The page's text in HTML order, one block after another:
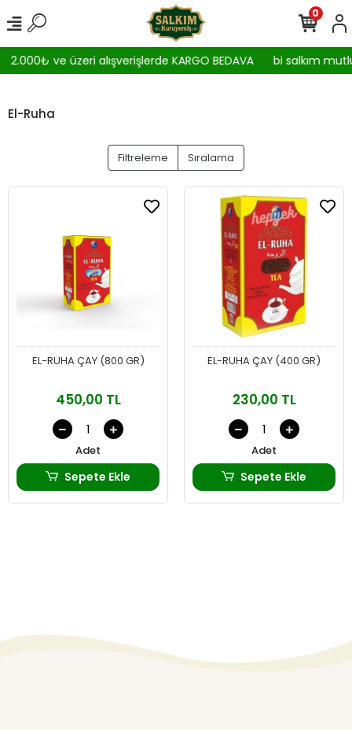
2.000₺ ve üzeri alışverişlerde KARGO BEDAVA bi salkım
0
El-Ruha
Filtreleme Sıralama
EL-RUHA ÇAY (800 GR)
450,00 TL
Adet
Sepete Ekle
EL-RUHA ÇAY (400 GR)
230,00 TL
Adet
Sepete Ekle